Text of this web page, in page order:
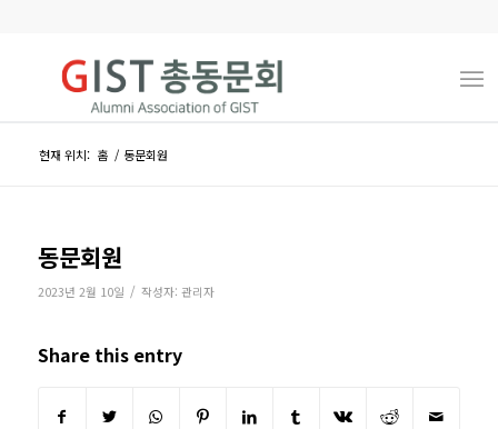
현재 위치: 홈 / 동문회원
동문회원
2023년 2월 10일 / 작성자: 관리자
Share this entry